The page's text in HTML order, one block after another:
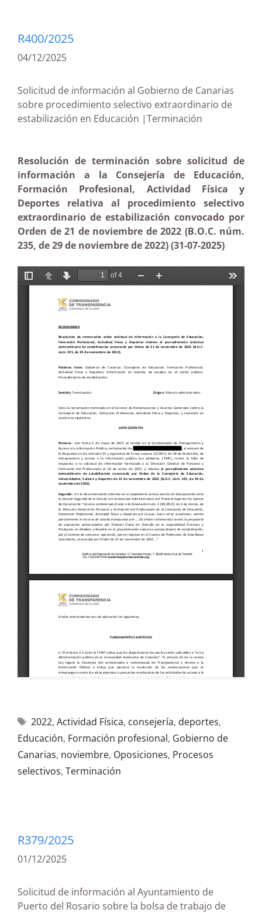
R400/2025
04/12/2025
Solicitud de información al Gobierno de Canarias
sobre procedimiento selectivo extraordinario de
estabilización en Educación |Terminación
Resolución de terminación sobre solicitud de
información a la Consejería de Educación,
Formación Profesional, Actividad Física y
Deportes relativa al procedimiento selectivo
extraordinario de estabilización convocado por
Orden de 21 de noviembre de 2022 (B.O.C. núm.
235, de 29 de noviembre de 2022) (31-07-2025)
2022, Actividad Física, consejería, deportes,
Educación, Formación profesional, Gobierno de
Canarias, noviembre, Oposiciones, Procesos
selectivos, Terminación
R379/2025
01/12/2025
Solicitud de información al Ayuntamiento de
Puerto del Rosario sobre la bolsa de trabajo de